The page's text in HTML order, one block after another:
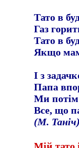
Тато в
Газ
Тато в
Якщо
І з
Папа
Ми
Все, що
(М.